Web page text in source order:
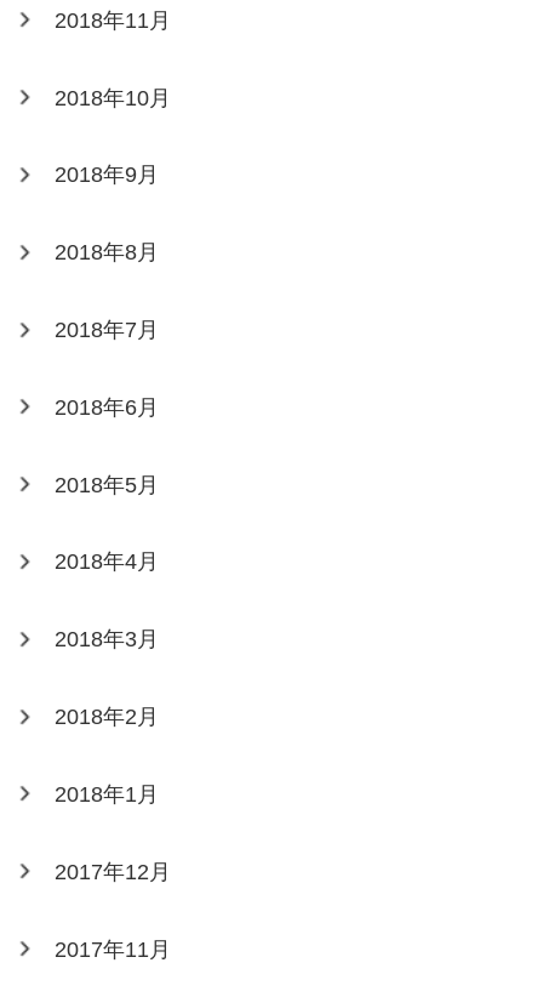
2018年11月
2018年10月
2018年9月
2018年8月
2018年7月
2018年6月
2018年5月
2018年4月
2018年3月
2018年2月
2018年1月
2017年12月
2017年11月